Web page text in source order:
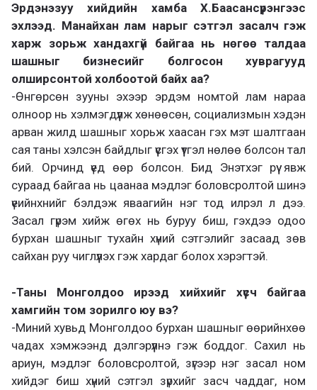
Эрдэнэзуу хийдийн хамба Х.Баасансүрэнгээс
эхлээд. Манайхан лам нарыг сэтгэл засалч гэж
харж зорьж хандахгүй байгаа нь нөгөө талдаа
шашныг бизнесийг болгосон хуврагууд
олширсонтой холбоотой байх аа?
-Өнгөрсөн зууны эхээр эрдэм номтой лам нараа
олноор нь хэлмэгдүүлж хөнөөсөн, социализмын хэдэн
арван жилд шашныг хорьж хаасан гэх мэт шалтгаан
сая таны хэлсэн байдлыг үүсгэх үүтгэл нөлөө болсон тал
бий. Орчинд үед өөр болсон. Бид Энэтхэг рүү явж
сураад байгаа нь цаанаа мэдлэг боловсролтой шинэ
үеийнхнийг бэлдэж яваагийн нэг тод илрэл л дээ.
Засал гүрэм хийж өгөх нь буруу биш, гэхдээ одоо
бурхан шашныг тухайн хүний сэтгэлийг засаад зөв
сайхан руу чиглүүлэх гэж хардаг болох хэрэгтэй.
-Таны Монголдоо ирээд хийхийг хүсч байгаа
хамгийн том зорилго юу вэ?
-Миний хувьд Монголдоо бурхан шашныг өөрийнхөө
чадах хэмжээнд дэлгэрүүлнэ гэж боддог. Сахил нь
ариун, мэдлэг боловсролтой, зүгээр нэг засал ном
хийдэг биш хүний сэтгэл зүрхийг засч чаддаг, ном